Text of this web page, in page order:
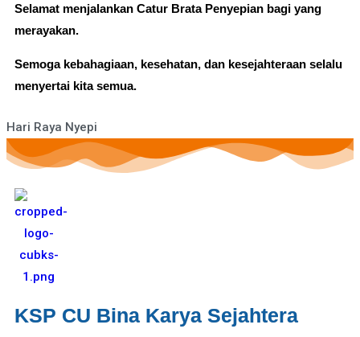
Selamat menjalankan Catur Brata Penyepian bagi yang
merayakan.
Semoga kebahagiaan, kesehatan, dan kesejahteraan selalu
menyertai kita semua.
Hari Raya Nyepi
KSP CU Bina Karya Sejahtera